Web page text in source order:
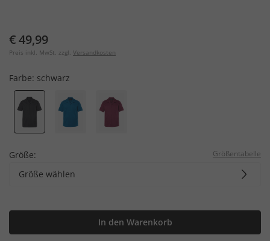
€ 49,99
Preis inkl. MwSt. zzgl. Versandkosten
Farbe: schwarz
Größe: Größentabelle
Größe wählen
In den Warenkorb